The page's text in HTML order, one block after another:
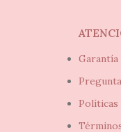
Políticas